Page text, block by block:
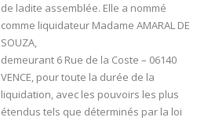
de ladite assemblée. Elle a nommé
comme liquidateur Madame AMARAL DE
SOUZA,
demeurant 6 Rue de la Coste – 06140
VENCE, pour toute la durée de la
liquidation, avec les pouvoirs les plus
étendus tels que déterminés par la loi